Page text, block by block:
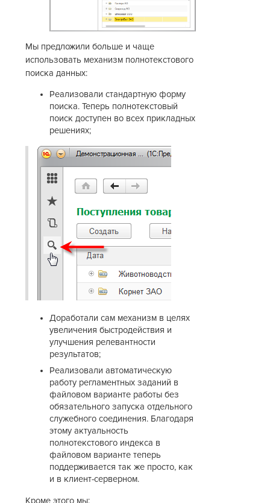
Мы предложили больше и чаще
использовать механизм полнотекстового
поиска данных:
Реализовали стандартную форму
поиска. Теперь полнотекстовый
поиск доступен во всех прикладных
решениях;
Доработали сам механизм в целях
увеличения быстродействия и
улучшения релевантности
результатов;
Реализовали автоматическую
работу регламентных заданий в
файловом варианте работы без
обязательного запуска отдельного
служебного соединения. Благодаря
этому актуальность
полнотекстового индекса в
файловом варианте теперь
поддерживается так же просто, как
и в клиент-серверном.
Кроме этого мы: